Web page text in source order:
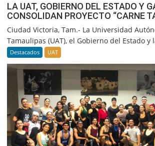
LA UAT, GOBIERNO DEL ESTADO Y
CONSOLIDAN PROYECTO “CARNE
Ciudad Victoria, Tam.- La Universidad
Tamaulipas (UAT), el Gobierno del Estado y
Destacados UAT